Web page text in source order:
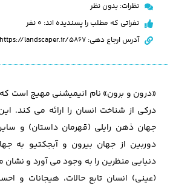
نظرات: بدون نظر
نفراتی که مطلب را پسندیده اند: 0 نفر
آدرس ارجاع دهی: https://landscaper.ir/5867
«درون و برون» نام انیمیشنی مهیج است
درکی از شناخت انسان را ارائه می کند.
جهان ذهن رایلی (قهرمان داستان) و
دوربین از جهان بیرون و آبجکتیو به
دنیایی منظرین را به وجود می آورد و نشان
(عینی) انسان تابع حالات، هیجانات و